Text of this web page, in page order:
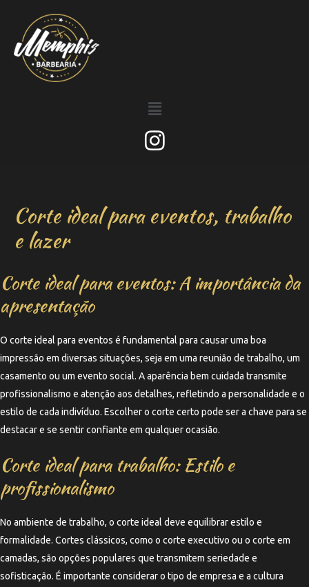
Corte ideal para eventos, trabalho
e lazer
Corte ideal para eventos: A importância da
apresentação
O corte ideal para eventos é fundamental para causar uma boa
impressão em diversas situações, seja em uma reunião de trabalho, um
casamento ou um evento social. A aparência bem cuidada transmite
profissionalismo e atenção aos detalhes, refletindo a personalidade e o
estilo de cada indivíduo. Escolher o corte certo pode ser a chave para se
destacar e se sentir confiante em qualquer ocasião.
Corte ideal para trabalho: Estilo e
profissionalismo
No ambiente de trabalho, o corte ideal deve equilibrar estilo e
formalidade. Cortes clássicos, como o corte executivo ou o corte em
camadas, são opções populares que transmitem seriedade e
sofisticação. É importante considerar o tipo de empresa e a cultura